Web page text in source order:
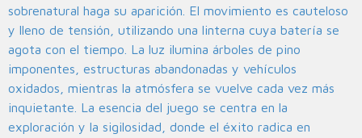
sobrenatural haga su aparición. El movimiento es cauteloso
y lleno de tensión, utilizando una linterna cuya batería se
agota con el tiempo. La luz ilumina árboles de pino
imponentes, estructuras abandonadas y vehículos
oxidados, mientras la atmósfera se vuelve cada vez más
inquietante. La esencia del juego se centra en la
exploración y la sigilosidad, donde el éxito radica en